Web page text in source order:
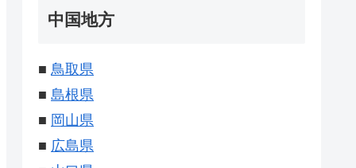
中国地方
■ 鳥取県
■ 島根県
■ 岡山県
■ 広島県